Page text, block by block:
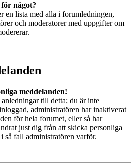
något?
en lista med alla i forumledningen,
och moderatorer med uppgifter om
meddelanden!
till detta; du är inte
administratören har inaktiverat
för hela forumet, eller så har
just dig från att skicka personliga
så fall administratören varför.